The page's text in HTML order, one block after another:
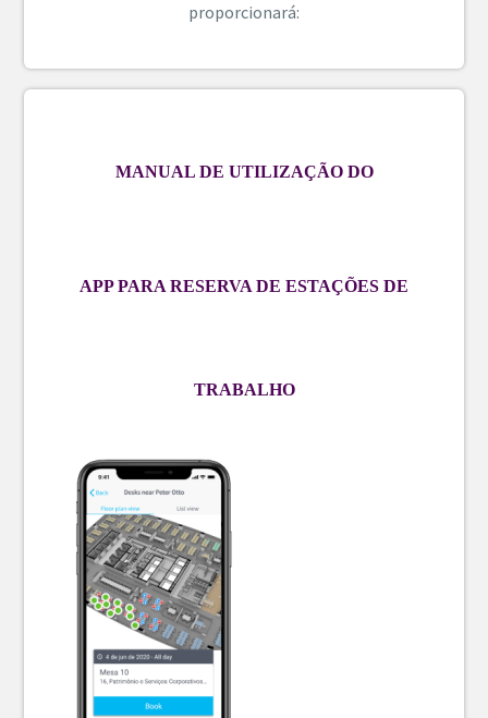
proporcionará:
MANUAL DE UTILIZAÇÃO DO
APP PARA RESERVA DE ESTAÇÕES DE
TRABALHO